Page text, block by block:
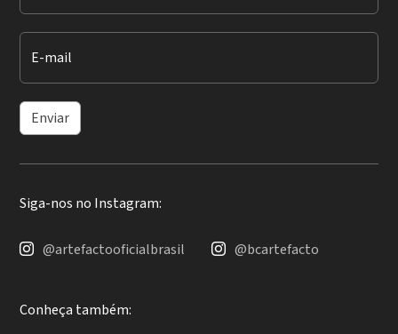
E-mail
Enviar
Siga-nos no Instagram:
@artefactooficialbrasil @bcartefacto
Conheça também: